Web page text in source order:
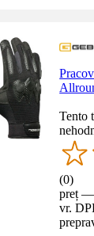
Tento
(0)
preț —
vr.